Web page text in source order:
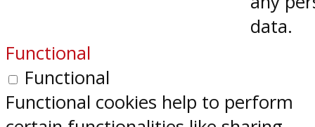
data.
Functional
Functional
Functional cookies help to perform